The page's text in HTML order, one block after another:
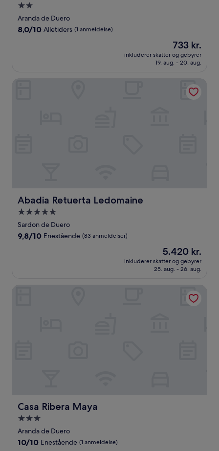
2.0-
stjernet
overnatningssted
Aranda de Duero
8.0
anmeldelse)
8,0/10 Alletiders (1 anmeldelse)
Prisen
er
733 kr.
733 kr.
inkluderer skatter og gebyrer
19. aug. - 20. aug.
Abadia Retuerta Ledomaine
Abadia Retuerta Ledomaine
5.0-
stjernet
overnatningssted
Sardon de Duero
9.8
anmeldelser)
9,8/10 Enestående (83 anmeldelser)
Prisen
er
5.420 kr.
5.420 kr.
inkluderer skatter og gebyrer
25. aug. - 26. aug.
Casa Ribera Maya
Casa Ribera Maya
3.0-
stjernet
overnatningssted
Aranda de Duero
10.0
10/10 Enestående (1 anmeldelse)